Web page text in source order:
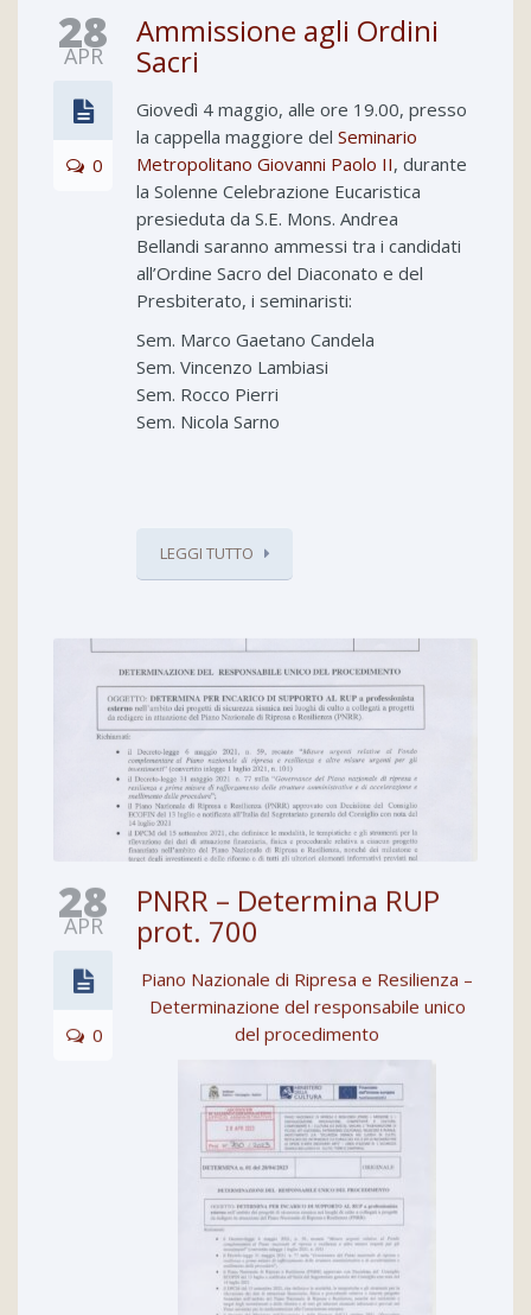
28
APR
0
Ammissione agli Ordini
Sacri
Giovedì 4 maggio, alle ore 19.00, presso
la cappella maggiore del Seminario
Metropolitano Giovanni Paolo II, durante
la Solenne Celebrazione Eucaristica
presieduta da S.E. Mons. Andrea
Bellandi saranno ammessi tra i candidati
all’Ordine Sacro del Diaconato e del
Presbiterato, i seminaristi:
Sem. Marco Gaetano Candela
Sem. Vincenzo Lambiasi
Sem. Rocco Pierri
Sem. Nicola Sarno
LEGGI TUTTO
28
APR
0
PNRR – Determina RUP
prot. 700
Piano Nazionale di Ripresa e Resilienza –
Determinazione del responsabile unico
del procedimento